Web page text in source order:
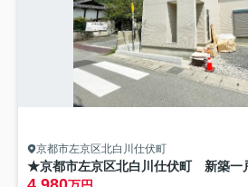
京都市左京区北白川仕伏町
★京都市左京区北白川仕伏町 新築一